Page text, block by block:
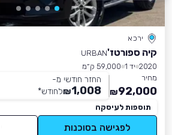
ירכא
קיה ספורטז'URBAN
2020 יד 1
59,000 ק״מ
מחיר
92,000
₪
החזר חודשי מ-
1,008
₪לחודש*
תוספות לעיסקה
לפגישה בסוכנות